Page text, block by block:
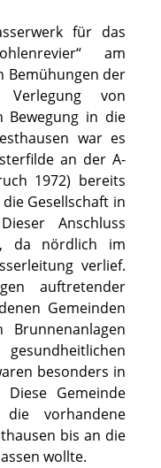
für das
am
Bemühungen der
Verlegung von
Bewegung in die
war es
an der A-
1972) bereits
Gesellschaft in
Anschluss
da nördlich im
verlief.
auftretender
Gemeinden
besonders in
Diese Gemeinde
vorhandene
bis an die
wollte.